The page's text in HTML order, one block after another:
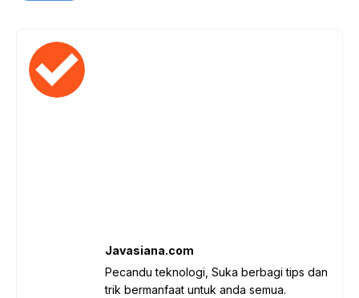
Javasiana.com
Pecandu teknologi, Suka berbagi tips dan
trik bermanfaat untuk anda semua.